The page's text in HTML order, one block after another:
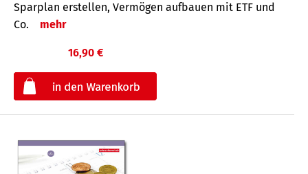
Sparplan erstellen, Vermögen aufbauen mit ETF und
Co.
mehr
16,90 €